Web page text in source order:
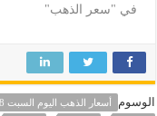
في "سعر الذهب"
الوسوم أسعار الذهب اليوم السبت 28-10-2017